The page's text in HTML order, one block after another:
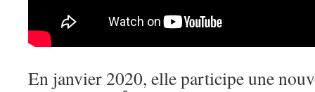
En janvier 2020, elle participe une